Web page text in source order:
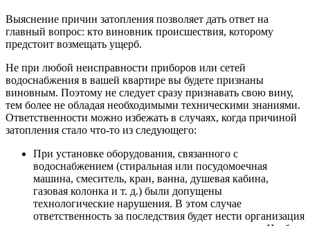
Выяснение причин затопления позволяет дать ответ на
главный вопрос: кто виновник происшествия, которому
предстоит возмещать ущерб.
Не при любой неисправности приборов или сетей
водоснабжения в вашей квартире вы будете признаны
виновным. Поэтому не следует сразу признавать свою вину,
тем более не обладая необходимыми техническими знаниями.
Ответственности можно избежать в случаях, когда причиной
затопления стало что-то из следующего:
При установке оборудования, связанного с
водоснабжением (стиральная или посудомоечная
машина, смеситель, кран, ванна, душевая кабина,
газовая колонка и т. д.) были допущены
технологические нарушения. В этом случае
ответственность за последствия будет нести организация